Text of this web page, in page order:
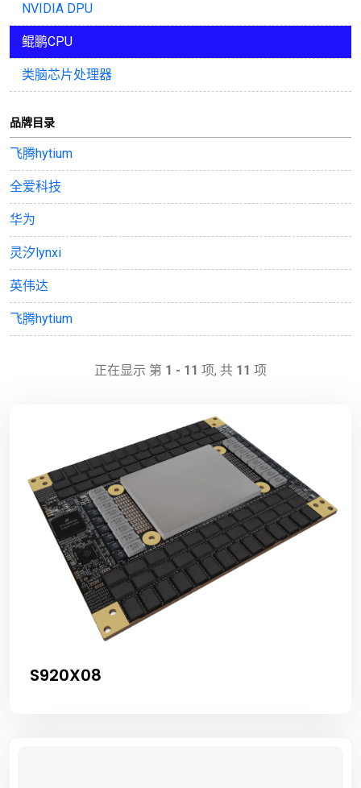
NVIDIA DPU
鲲鹏CPU
类脑芯片处理器
品牌目录
飞腾hytium
全爱科技
华为
灵汐lynxi
英伟达
飞腾hytium
正在显示 第 1 - 11 项, 共 11 项
S920X08